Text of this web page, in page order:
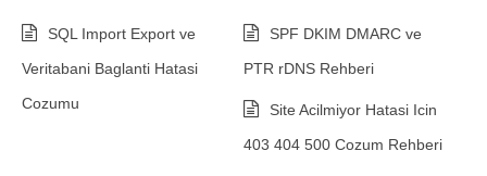
SQL Import Export ve
Veritabani Baglanti Hatasi
Cozumu
SPF DKIM DMARC ve
PTR rDNS Rehberi
Site Acilmiyor Hatasi Icin
403 404 500 Cozum Rehberi